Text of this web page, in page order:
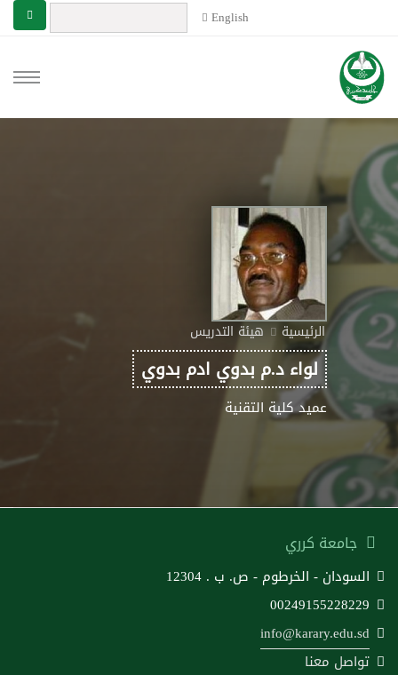
English
الرئيسية هيئة التدريس
لواء د.م بدوي ادم بدوي
عميد كلية التقنية
جامعة كرري
السودان - الخرطوم - ص. ب . 12304
00249155228229
info@karary.edu.sd
تواصل معنا